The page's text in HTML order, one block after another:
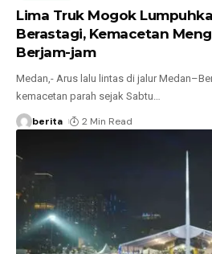
Lima Truk Mogok
Berastagi, Kemacetan
Berjam-jam
Medan,- Arus lalu lintas di jalur
kemacetan parah sejak Sabtu
berita 2 Min Read